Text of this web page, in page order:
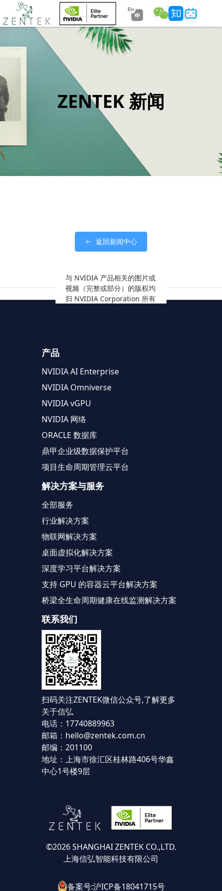
ZENTEK 新闻
返回新闻中心
与 NVIDIA 产品相关的图片或
视频（完整或部分）的版权均
归 NVIDIA Corporation 所有
产品
NVIDIA AI Enterprise
NVIDIA Omniverse
NVIDIA vGPU
NVIDIA 网络
ORACLE 数据库
鼎甲企业级数据保护平台
项目生命周期管理云平台
解决方案与服务
全部服务
行业解决方案
物联网解决方案
桌面虚拟化解决方案
深度学习平台解决方案
支持 GPU 的容器云平台解决方案
桥梁全生命周期健康在线监测解决方案
联系我们
扫码关注ZENTEK微信公众号,了解更多
关于信弘
电话：17740889963
邮箱：hello@zentek.com.cn
邮编：201100
地址：上海市徐汇区桂林路406号华鑫
中心1号楼9层
©2026 SHANGHAI ZENTEK CO.,LTD.
上海信弘智能科技有限公司
备案号:沪ICP备18041715号